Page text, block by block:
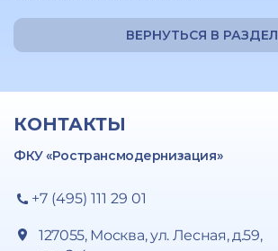
ВЕРНУТЬСЯ В РАЗДЕЛ
КОНТАКТЫ
ФКУ «Ространсмодернизация»
+7 (495) 111 29 01
127055, Москва, ул. Лесная, д.59,